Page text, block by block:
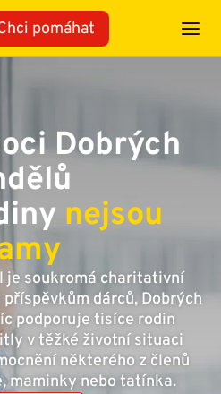
pomáhat
Dobrých
nejsou
je soukromá charitativní
dárců, Dobrých
podporuje tisíce rodin
v těžké životní situaci
některého z členů
maminky nebo tatínka.